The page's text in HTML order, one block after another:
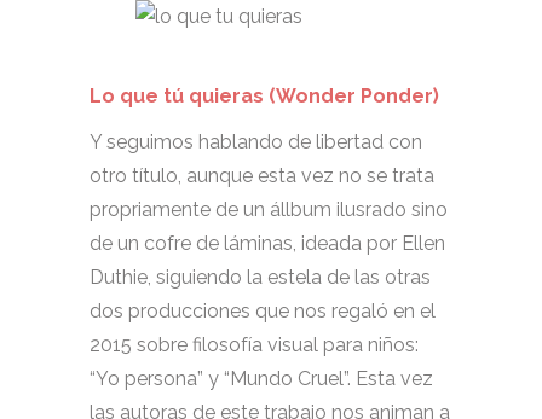
Lo que tú quieras (Wonder Ponder)
Y seguimos hablando de libertad con
otro título, aunque esta vez no se trata
propriamente de un állbum ilusrado sino
de un cofre de láminas, ideada por Ellen
Duthie, siguiendo la estela de las otras
dos producciones que nos regaló en el
2015 sobre filosofía visual para niños:
“Yo persona” y “Mundo Cruel”. Esta vez
las autoras de este trabajo nos animan a